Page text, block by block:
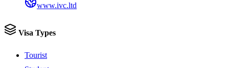
www.ivc.ltd
Visa Types
Tourist